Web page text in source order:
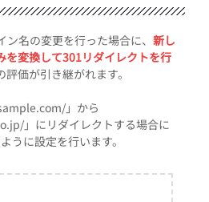
名の変更を行った場合に、 新し
を変換して301リダイレクトを行
価が引き継がれます。
」から
」にリダイレクトする場合に
うに設定を行います。